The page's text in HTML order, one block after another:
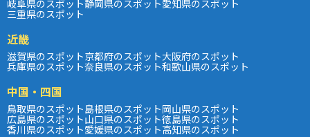
岐阜県のスポット静岡県のスポット愛知県のスポット
三重県のスポット
近畿
滋賀県のスポット京都府のスポット大阪府のスポット
兵庫県のスポット奈良県のスポット和歌山県のスポット
中国・四国
鳥取県のスポット島根県のスポット岡山県のスポット
広島県のスポット山口県のスポット徳島県のスポット
香川県のスポット愛媛県のスポット高知県のスポット